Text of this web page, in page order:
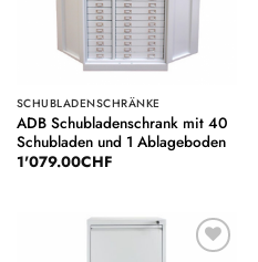
SCHUBLADENSCHRÄNKE
ADB Schubladenschrank mit 40
Schubladen und 1 Ablageboden
1'079.00CHF